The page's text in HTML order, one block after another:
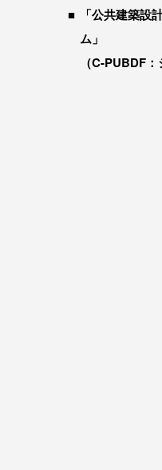
「公共建築設
ム」
（C-PUBDF